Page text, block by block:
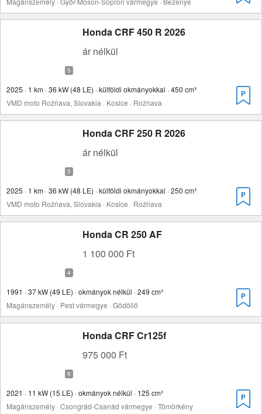
Honda CRF 450 R 2026
ár nélkül
2025 · 1 km · 36 kW (48 LE) · külföldi okmányokkal · 450 cm³
VMD moto Rožňava, Slovakia · Kosice · Rožňava
Honda CRF 250 R 2026
ár nélkül
2025 · 1 km · 36 kW (48 LE) · külföldi okmányokkal · 250 cm³
VMD moto Rožňava, Slovakia · Kosice · Rožňava
Honda CR 250 AF
1 100 000 Ft
1991 · 37 kW (49 LE) · okmányok nélkül · 249 cm³
Magánszemély · Pest vármegye · Gödöllő
Honda CRF Cr125f
975 000 Ft
2021 · 11 kW (15 LE) · okmányok nélkül · 125 cm³
Magánszemély · Csongrád-Csanád vármegye · Tömörkény